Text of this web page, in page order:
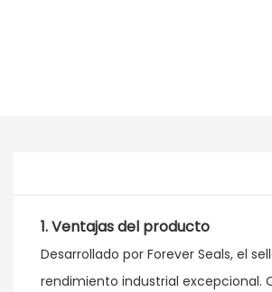
1.Ventajasdel producto
Desarrollado por Forever Seals, el
rendimiento industrial excepcional.